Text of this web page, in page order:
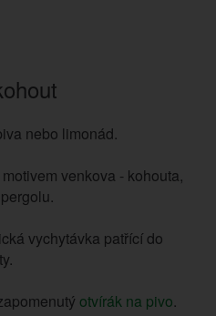
nebo limonád.
motivem venkova - kohouta,
vychytávka patřící do
otvírák na pivo.